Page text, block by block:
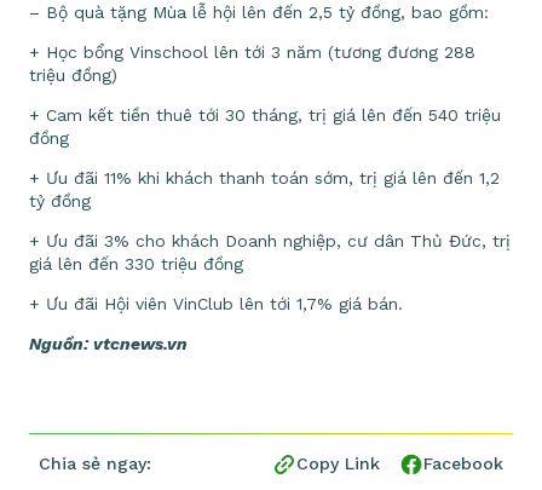
– Bộ quà tặng Mùa lễ hội lên đến 2,5 tỷ đồng, bao gồm:
+ Học bổng Vinschool lên tới 3 năm (tương đương 288
triệu đồng)
+ Cam kết tiền thuê tới 30 tháng, trị giá lên đến 540 triệu
đồng
+ Ưu đãi 11% khi khách thanh toán sớm, trị giá lên đến 1,2
tỷ đồng
+ Ưu đãi 3% cho khách Doanh nghiệp, cư dân Thủ Đức, trị
giá lên đến 330 triệu đồng
+ Ưu đãi Hội viên VinClub lên tới 1,7% giá bán.
Nguồn: vtcnews.vn
Chia sẻ ngay: Copy Link Facebook